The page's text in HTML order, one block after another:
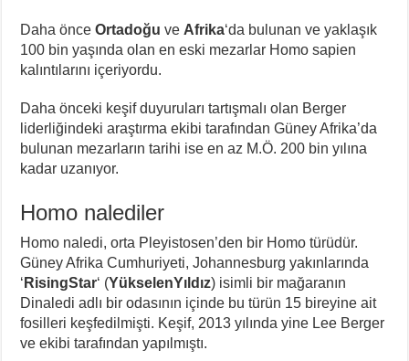
Daha önceOrtadoğu ve Afrika‘da bulunan ve yaklaşık
100 bin yaşında olan en eski mezarlar Homo sapien
kalıntılarını içeriyordu.
Daha önceki keşif duyuruları tartışmalı olan Berger
liderliğindeki araştırma ekibi tarafından Güney Afrika’da
bulunan mezarların tarihi ise en az M.Ö. 200 bin yılına
kadar uzanıyor.
Homo nalediler
Homo naledi, orta Pleyistosen’den bir Homo türüdür.
Güney Afrika Cumhuriyeti, Johannesburg yakınlarında
‘ RisingStar‘ (YükselenYıldız) isimli bir mağaranın
Dinaledi adlı bir odasının içinde bu türün 15 bireyine ait
fosilleri keşfedilmişti. Keşif, 2013 yılında yine Lee Berger
ve ekibi tarafından yapılmıştı.